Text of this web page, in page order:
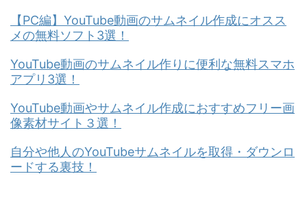
【PC編】YouTube動画のサムネイル作成にオスス
メの無料ソフト3選！
YouTube動画のサムネイル作りに便利な無料スマホ
アプリ3選！
YouTube動画やサムネイル作成におすすめフリー画
像素材サイト３選！
自分や他人のYouTubeサムネイルを取得・ダウンロ
ードする裏技！